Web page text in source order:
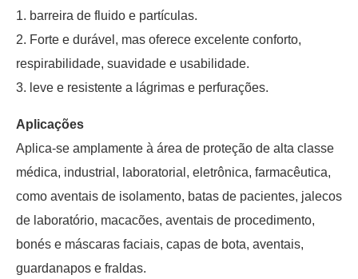
1. barreira de fluido e partículas.
2. Forte e durável, mas oferece excelente conforto,
respirabilidade, suavidade e usabilidade.
3. leve e resistente a lágrimas e perfurações.
Aplicações
Aplica-se amplamente à área de proteção de alta classe
médica, industrial, laboratorial, eletrônica, farmacêutica,
como aventais de isolamento, batas de pacientes, jalecos
de laboratório, macacões, aventais de procedimento,
bonés e máscaras faciais, capas de bota, aventais,
guardanapos e fraldas.